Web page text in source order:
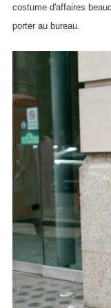
costume d'affaires
porter au bureau.